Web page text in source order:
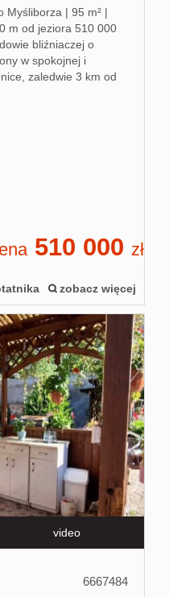
Myśliborza | 95 m² |
m od jeziora 510 000
bliźniaczej o
w spokojnej i
zaledwie 3 km od
510 000 zł
zobacz więcej
video
6667484